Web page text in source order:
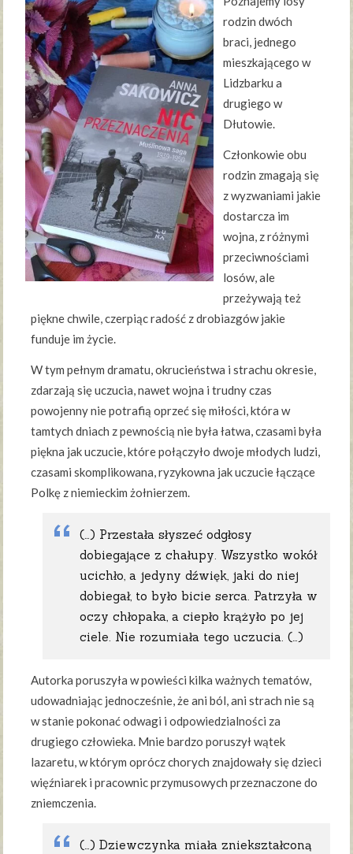
rodzin dwóch
braci, jednego
mieszkającego w
Lidzbarku a
drugiego w
Dłutowie.
Członkowie obu
rodzin zmagają się
z wyzwaniami jakie
dostarcza im
wojna, z różnymi
przeciwnościami
losów, ale
przeżywają też
piękne chwile, czerpiąc radość z drobiazgów jakie
funduje im życie.
W tym pełnym dramatu, okrucieństwa i strachu okresie,
zdarzają się uczucia, nawet wojna i trudny czas
powojenny nie potrafią oprzeć się miłości, która w
tamtych dniach z pewnością nie była łatwa, czasami była
piękna jak uczucie, które połączyło dwoje młodych ludzi,
czasami skomplikowana, ryzykowna jak uczucie łączące
Polkę z niemieckim żołnierzem.
(…) Przestała słyszeć odgłosy
dobiegające z chałupy. Wszystko wokół
ucichło, a jedyny dźwięk, jaki do niej
dobiegał, to było bicie serca. Patrzyła w
oczy chłopaka, a ciepło krążyło po jej
ciele. Nie rozumiała tego uczucia. (…)
Autorka poruszyła w powieści kilka ważnych tematów,
udowadniając jednocześnie, że ani ból, ani strach nie są
w stanie pokonać odwagi i odpowiedzialności za
drugiego człowieka. Mnie bardzo poruszył wątek
lazaretu, w którym oprócz chorych znajdowały się dzieci
więźniarek i pracownic przymusowych przeznaczone do
zniemczenia.
(…) Dziewczynka miała zniekształconą